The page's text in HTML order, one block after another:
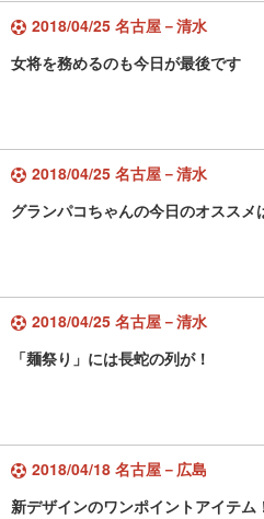
2018/04/25 名古屋－清水
女将を務めるのも今日が最後です
2018/04/25 名古屋－清水
グランパコちゃんの今日のオススメ
2018/04/25 名古屋－清水
「麺祭り」には長蛇の列が！
2018/04/18 名古屋－広島
新デザインのワンポイントアイテム